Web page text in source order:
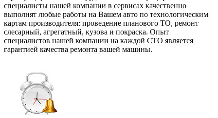
специалисты нашей компании в сервисах качественно
выполнят любые работы на Вашем авто по технологическим
картам производителя: проведение планового ТО, ремонт
слесарный, агрегатный, кузова и покраска. Опыт
специалистов нашей компании на каждой СТО является
гарантией качества ремонта вашей машины.